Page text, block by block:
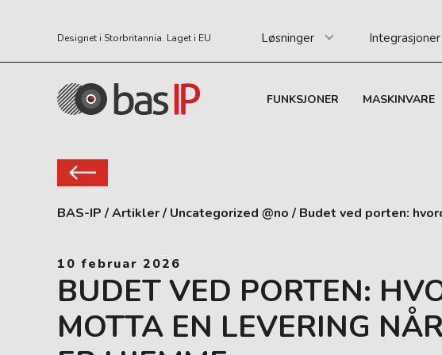
Designet i Storbritannia. Laget i EU Løsninger Integrasjoner
FUNKSJONER MASKINVARE
BAS-IP /Artikler/ Uncategorized @no / Budet ved porten:
10 februar 2026
BUDET VED PORTEN:
MOTTA EN LEVERING